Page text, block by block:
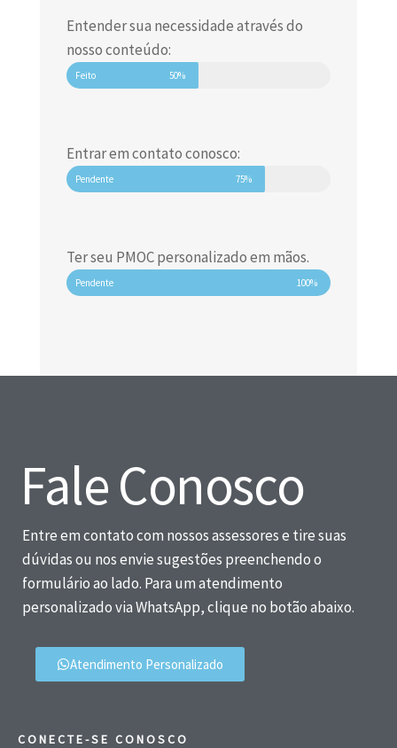
Entender sua necessidade através do
nosso conteúdo:
Feito 50%
Entrar em contato conosco:
Pendente 75%
Ter seu PMOC personalizado em mãos.
Pendente 100%
Fale Conosco
Entre em contato com nossos assessores e tire suas
dúvidas ou nos envie sugestões preenchendo o
formulário ao lado. Para um atendimento
personalizado via WhatsApp, clique no botão abaixo.
Atendimento Personalizado
CONECTE-SE CONOSCO